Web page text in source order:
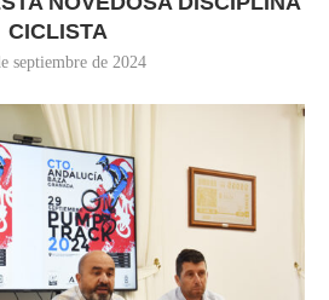
CICLISTA
septiembre de 2024